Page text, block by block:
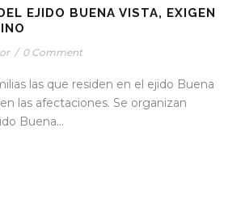
EJIDO BUENA VISTA, EXIGEN
/ 0 Comment
las que residen en el ejido Buena
las afectaciones. Se organizan
Buena...